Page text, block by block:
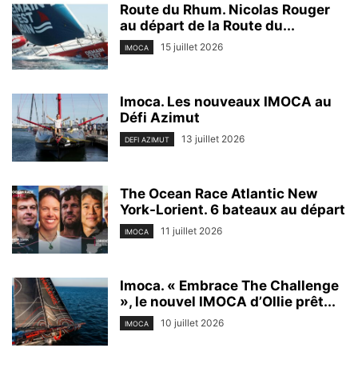
Route du Rhum. Nicolas Rouger
au départ de la Route du...
IMOCA 15 juillet 2026
Imoca. Les nouveaux IMOCA au
Défi Azimut
DEFI AZIMUT 13 juillet 2026
The Ocean Race Atlantic New
York-Lorient. 6 bateaux au départ
IMOCA 11 juillet 2026
Imoca. « Embrace The Challenge
», le nouvel IMOCA d’Ollie prêt...
IMOCA 10 juillet 2026